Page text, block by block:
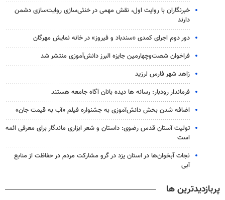
خبرنگاران با روایت اول، نقش مهمی در خنثی‌سازی روایت‌سازی دشمن
دارند
دور دوم اجرای کمدی «سندباد و فیروز» در خانه نمایش مهرگان
فراخوان شصت‌وچهارمین جایزه البرز دانش‌آموزی منتشر شد
زاهد شهر فارس لرزید
فرماندار رودبار: رسانه ها دیده بانان آگاه جامعه هستند
اضافه شدن بخش دانش‌آموزی به جشنواره فیلم «آب به قیمت جان»
تولیت آستان قدس رضوی: داستان و شعر ابزاری ماندگار برای معرفی ائمه
است
نجات آبخوان‌ها در استان یزد در گرو مشارکت مردم در حفاظت از منابع
آبی
پربازدیدترین ها